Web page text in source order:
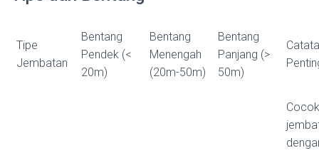
Tipe
Jembatan
Bentang
Pendek (<
20m)
Bentang
Menengah
(20m-50m)
Bentang
Panjang (>
50m)